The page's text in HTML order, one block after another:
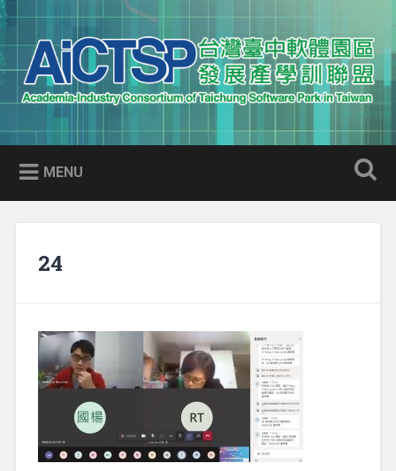
Skip
to
content
Search
AICTSP 台灣臺中軟體園區發展
產學訓聯盟
Academia-Industry Consortium of Taichung Software Park
in Taiwan
MENU
24